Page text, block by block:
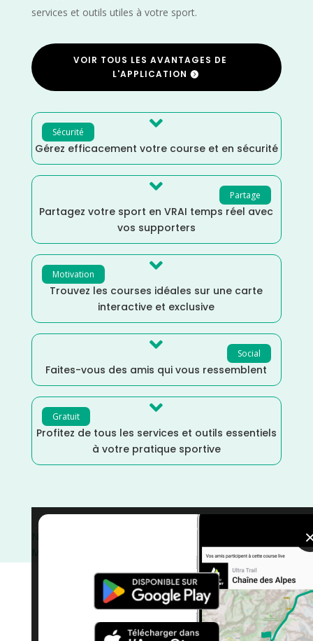
services et outils utiles à votre sport.
VOIR TOUS LES AVANTAGES DE
L'APPLICATION
Sécurité 
Gérez efficacement votre course et en sécurité
Partage

Partagez votre sport en VRAI temps réel avec
vos supporters
Motivation 
Trouvez les courses idéales sur une carte
interactive et exclusive
Social

Faites-vous des amis qui vous ressemblent
Gratuit 
Profitez de tous les services et outils essentiels
à votre pratique sportive
Nouvelle Aquitaine
Marathon
Course sur Route/Course à Pied